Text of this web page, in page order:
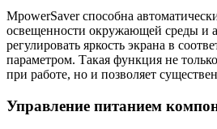
MpowerSaver способна
освещенности окружающей среды и
регулировать яркость экрана в
параметром. Такая функция не
при работе, но и позволяет
Управление питанием